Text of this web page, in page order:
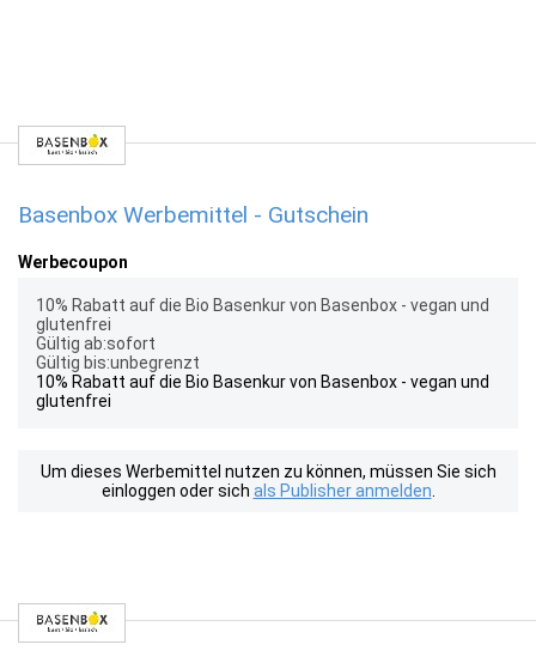
Basenbox Werbemittel - Gutschein
Werbecoupon
10% Rabatt auf die Bio Basenkur von Basenbox - vegan und
glutenfrei
Gültig ab:sofort
Gültig bis:unbegrenzt
10% Rabatt auf die Bio Basenkur von Basenbox - vegan und
glutenfrei
Um dieses Werbemittel nutzen zu können, müssen Sie sich
einloggen oder sich als Publisher anmelden